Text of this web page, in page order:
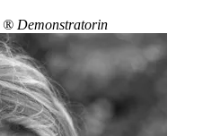
® Demonstratorin